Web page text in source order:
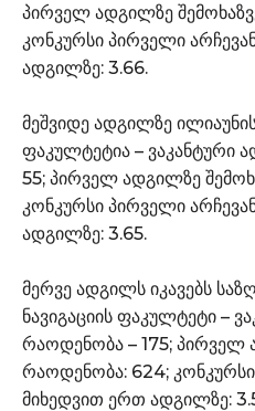
პირველ ადგილზე
კონკურსი პირველი
ადგილზე: 3.66.
მეშვიდე ადგილზე
ფაკულტეტია – ვაკანტური
55; პირველ ადგილზე
კონკურსი პირველი
ადგილზე: 3.65.
მერვე ადგილს იკავებს
ნავიგაციის ფაკულტეტი –
რაოდენობა – 175; პირველ
რაოდენობა: 624;
მიხედვით ერთ ადგილზე: